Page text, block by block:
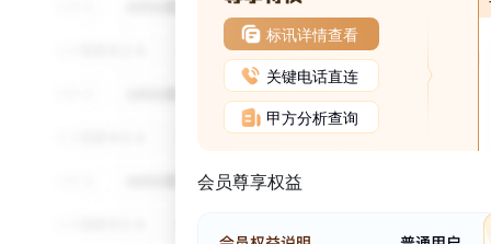
标讯详情查看
关键电话直连
甲方分析查询
会员尊享权益